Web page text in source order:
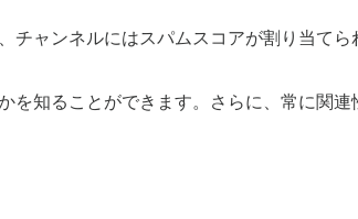
ャンネルにはスパムスコアが割り当て
知ることができます。さらに、常に関